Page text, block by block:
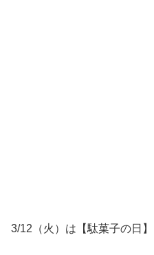
3/12（火）は【駄菓子の日】